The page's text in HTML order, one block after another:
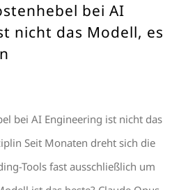
bei AI
nicht das Modell, es
bei AI Engineering ist nicht das
Seit Monaten dreht sich die
Tools fast ausschließlich um